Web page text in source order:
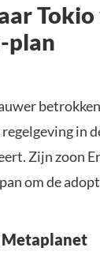
plan
in
Zijn zoon
om de
Metaplanet